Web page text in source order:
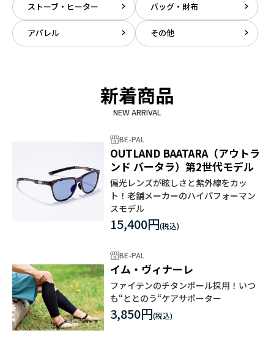
ストーブ・ヒーター バッグ・財布
アパレル その他
新着商品
NEW ARRIVAL
BE-PAL
OUTLAND BAATARA（アウトラ
ンド バータラ）第2世代モデル
偏光レンズが眩しさと紫外線をカッ
ト！老舗メーカーのハイパフォーマン
スモデル
15,400円
BE-PAL
イム・ヴィナーレ
ファイテンのチタンボール採用！いつ
も“ととのう“ケアサポーター
3,850円